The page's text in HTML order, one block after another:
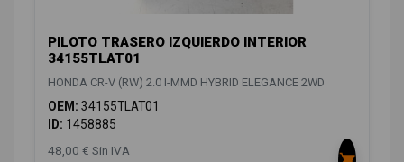
PILOTO TRASERO IZQUIERDO INTERIOR
34155TLAT01
HONDA CR-V (RW) 2.0 I-MMD HYBRID ELEGANCE 2WD
OEM: 34155TLAT01
ID: 1458885
48,00 € Sin IVA